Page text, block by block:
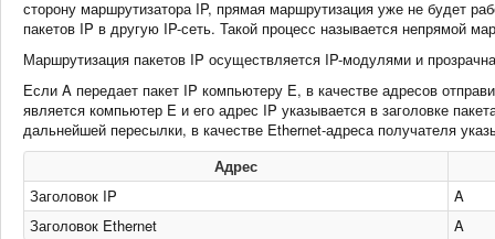
сторону маршрутизатора IP, прямая маршрутизация уже не будет
пакетов IP в другую IP-сеть. Такой процесс называется непрямой
Маршрутизация пакетов IP осуществляется IP-модулями и
Если A передает пакет IP компьютеру E, в качестве адресов
является компьютер E и его адрес IP указывается в заголовке
дальнейшей пересылки, в качестве Ethernet-адреса получателя
Адрес
Заголовок IP
A
Заголовок Ethernet
A